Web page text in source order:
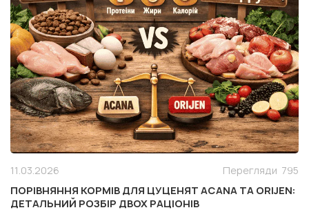
11.03.2026 Перегляди 795
ПОРІВНЯННЯ КОРМІВ ДЛЯ ЦУЦЕНЯТ ACANA ТА ORIJEN:
ДЕТАЛЬНИЙ РОЗБІР ДВОХ РАЦІОНІВ